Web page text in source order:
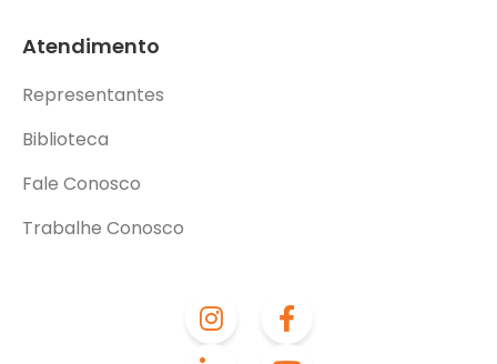
Atendimento
Representantes
Biblioteca
Fale Conosco
Trabalhe Conosco